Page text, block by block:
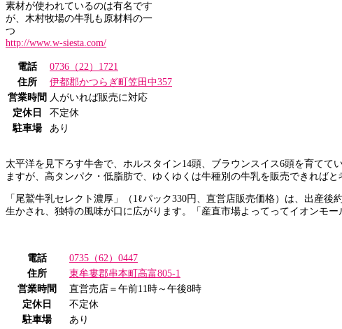
素材が使われているのは有名です
が、木村牧場の牛乳も原材料の一
つ
http://www.w-siesta.com/
電話
0736（22）1721
住所
伊都郡かつらぎ町笠田中357
営業時間 人がいれば販売に対応
定休日
不定休
駐車場
あり
太平洋を見下ろす牛舎で、ホルスタイン14頭、ブラウンスイス6頭を育て
ますが、高タンパク・低脂肪で、ゆくゆくは牛種別の牛乳を販売できれば
「尾鷲牛乳セレクト濃厚」（1ℓパック330円、直営店販売価格）は、出産
生かされ、独特の風味が口に広がります。「産直市場よってってイオンモー
電話
0735（62）0447
住所
東牟婁郡串本町高富805-1
営業時間
直営売店＝午前11時～午後8時
定休日
不定休
駐車場
あり